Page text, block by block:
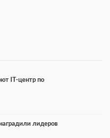
IT-центр по
лидеров